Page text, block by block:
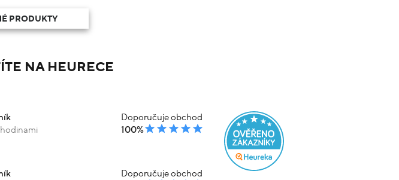
PRODUKTY
NA HEURECE
hodinami
Doporučuje obchod
100%
Doporučuje obchod